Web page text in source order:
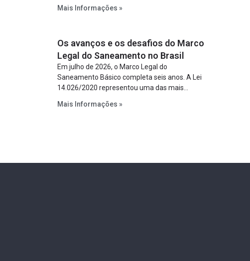
constitua uma SPE para implantar e gerir o
Lei de Concessões, a figura é facultativa e
sujeita a uma escolha racional de projeto a
projeto.
Mais Informações »
Os avanços e os desafios do Marco
Legal do Saneamento no Brasil
Em julho de 2026, o Marco Legal do
Saneamento Básico completa seis anos. A Lei
14.026/2020 representou uma das mais
estabelecer metas claras para a
mecanismos voltados à segurança jurídica dos
Mais Informações »